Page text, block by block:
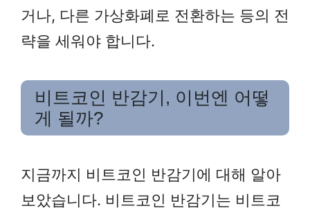
거나, 다른 가상화폐로 전환하는 등의 전
략을 세워야 합니다.
비트코인 반감기, 이번엔 어떻
게 될까?
지금까지 비트코인 반감기에 대해 알아
보았습니다. 비트코인 반감기는 비트코